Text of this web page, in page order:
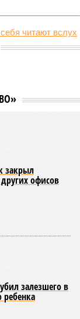
закрыл
офисов
залезшего в
ребенка